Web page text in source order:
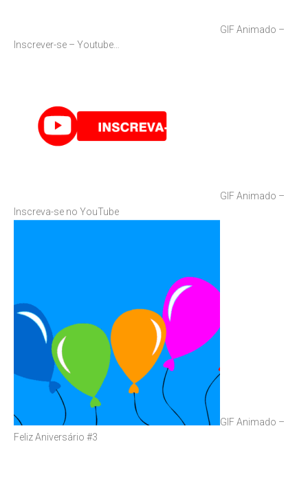
GIF Animado –
Inscrever-se – Youtube…
GIF Animado –
Inscreva-se no YouTube
GIF Animado –
Feliz Aniversário #3